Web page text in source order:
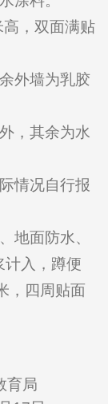
高，双面满贴
外墙为乳胶
，其余为水
情况自行报
地面防水、
计入，蹲便
，四周贴面
育局